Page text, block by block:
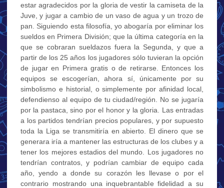
estar agradecidos por la gloria de vestir la camiseta de la
Juve, y jugar a cambio de un vaso de agua y un trozo de
pan. Siguiendo esta filosofía, yo abogaría por eliminar los
sueldos en Primera División; que la última categoría en la
que se cobraran sueldazos fuera la Segunda, y que a
partir de los 25 años los jugadores sólo tuvieran la opción
de jugar en Primera gratis o de retirarse. Entonces los
equipos se escogerían, ahora sí, únicamente por su
simbolismo e historial, o simplemente por afinidad local,
defendienso al equipo de tu ciudad/región. No se jugaría
por la pastaca, sino por el honor y la gloria. Las entradas
a los partidos tendrían precios populares, y por supuesto
toda la Liga se transmitiría en abierto. El dinero que se
generara iría a mantener las estructuras de los clubes y a
tener los mejores estadios del mundo. Los jugadores no
tendrían contratos, y podrían cambiar de equipo cada
año, yendo a donde su corazón les llevase o por el
contrario mostrando una inquebrantable fidelidad a su